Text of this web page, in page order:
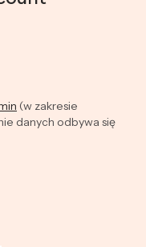
(w zakresie
danych odbywa się